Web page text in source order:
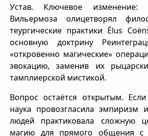
Устав. Ключевое изменение:
Вильермоза олицетворял
теургические практики Élus
основную доктрину
«откровенно магические»
эвокацию, заменив их
тамплиерской мистикой.
Вопрос остаётся открытым.
наука провозгласила эмпиризм
людей практиковала сложную
магию для прямого общения с